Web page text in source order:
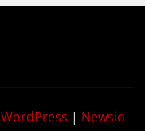
WordPress | Newsio